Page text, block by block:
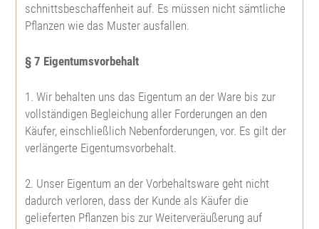
Baumhasel
schnittsbeschaffenheit auf. Es müssen nicht sämtliche
Pflanzen wie das Muster ausfallen.
§ 7 Eigentumsvorbehalt
1. Wir behalten uns das Eigentum an der Ware bis zur
vollständigen Begleichung aller Forderungen an den
Käufer, einschließlich Nebenforderungen, vor. Es gilt der
verlängerte Eigentumsvorbehalt.
2. Unser Eigentum an der Vorbehaltsware geht nicht
dadurch verloren, dass der Kunde als Käufer die
gelieferten Pflanzen bis zur Weiterveräußerung auf